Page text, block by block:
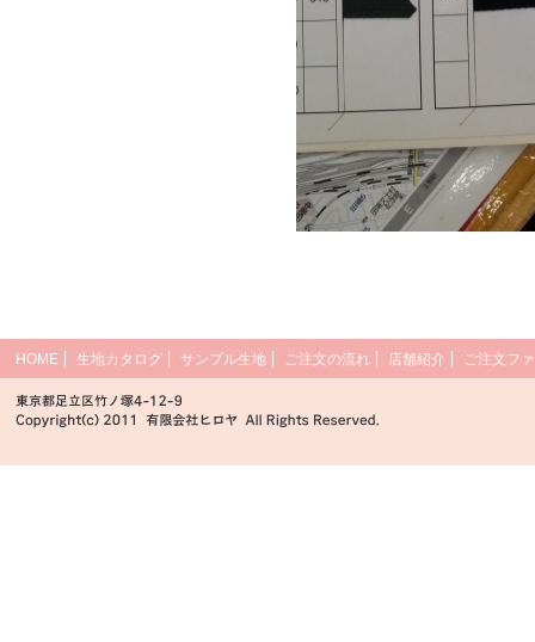
HOME 生地カタログ サンプル生地 ご注文の流れ 店舗紹介 ご注文フ